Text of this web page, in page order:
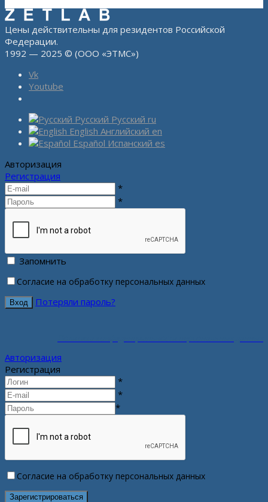
Цены действительны для резидентов Российской
Федерации.
1992 — 2025 © (ООО «ЭТМС»)
Vk
Youtube
Русский Русский ru
English Английский en
Español Испанский es
Авторизация
Регистрация
*
*
Запомнить
Согласие на обработку персональных данных
Потеряли пароль?
Авторизация
Регистрация
*
*
*
Согласие на обработку персональных данных